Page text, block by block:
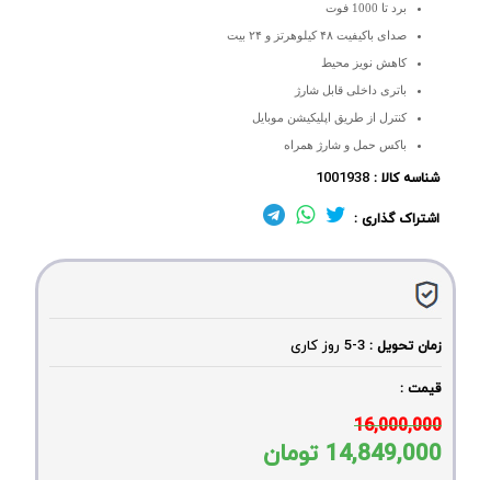
برد تا 1000 فوت
صدای باکیفیت ۴۸ کیلوهرتز و ۲۴ بیت
کاهش نویز محیط
باتری داخلی قابل شارژ
کنترل از طریق اپلیکیشن موبایل
باکس حمل و شارژ همراه
شناسه کالا : 1001938
اشتراک گذاری :
زمان تحویل : 3-5 روز کاری
قیمت :
16,000,000
14,849,000 تومان